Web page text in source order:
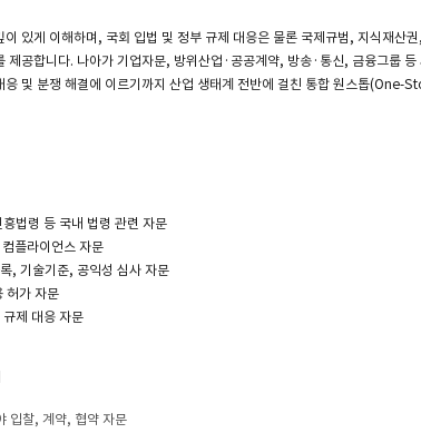
이 있게 이해하며, 국회 입법 및 정부 규제 대응은 물론 국제규범, 지식재산
제공합니다. 나아가 기업자문, 방위산업·공공계약, 방송·통신, 금융그룹
및 분쟁 해결에 이르기까지 산업 생태계 전반에 걸친 통합 원스톱(One-
법령 등 국내 법령 관련 자문
플라이언스 자문
, 기술기준, 공익성 심사 자문
허가 자문
제 대응 자문
입찰, 계약, 협약 자문